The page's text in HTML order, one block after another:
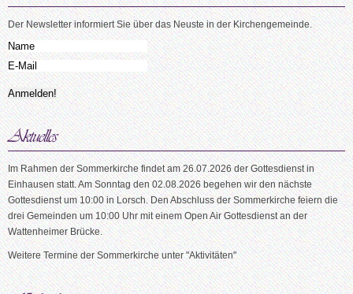
Der Newsletter informiert Sie über das Neuste in der Kirchengemeinde.
Im Rahmen der Sommerkirche findet am 26.07.2026 der Gottesdienst in
Einhausen statt. Am Sonntag den 02.08.2026 begehen wir den nächste
Gottesdienst um 10:00 in Lorsch. Den Abschluss der Sommerkirche feiern die
drei Gemeinden um 10:00 Uhr mit einem Open Air Gottesdienst an der
Wattenheimer Brücke.
Weitere Termine der Sommerkirche unter "Aktivitäten"